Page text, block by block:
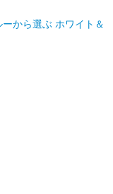
ホワイト＆